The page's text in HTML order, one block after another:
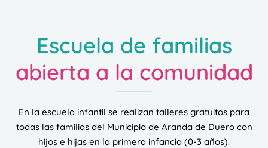
Escuela de familias
abierta a la comunidad
En la escuela infantil se realizan talleres gratuitos para
todas las familias del Municipio de Aranda de Duero con
hijos e hijas en la primera infancia (0-3 años).